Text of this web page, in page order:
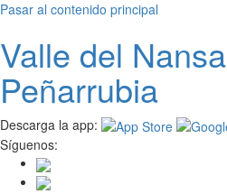
Pasar al contenido principal
Valle del Nansa
Peñarrubia
Descarga la app:
Síguenos: